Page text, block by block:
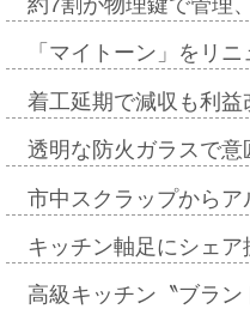
約7割が物理鍵で管理
「マイトーン」をリ
着工延期で減収も利
透明な防火ガラスで
市中スクラップから
キッチン軸足にシェ
高級キッチン〝ブラ